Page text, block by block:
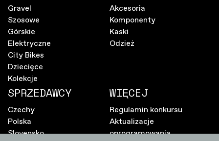
Gravel
Szosowe
Górskie
Elektryczne
City Bikes
Dziecięce
Kolekcje
Akcesoria
Komponenty
Kaski
Odzież
SPRZEDAWCY
Czechy
Polska
Slovensko
WIĘCEJ
Regulamin konkursu
Aktualizacje
oprogramowania